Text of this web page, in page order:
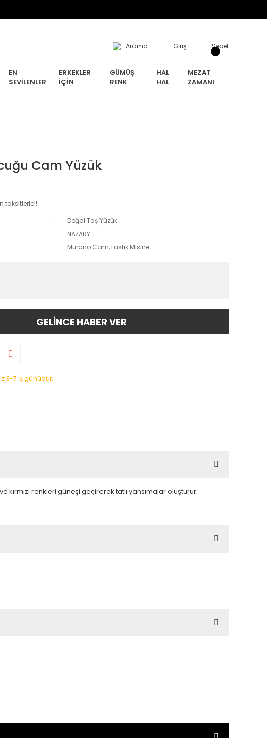
Arama Giriş Sepet
EN
SEVILENLER
ERKEKLER
İÇIN
GÜMÜŞ
RENK
HAL
HAL
MEZAT
ZAMANI
Cam Yüzük
taksitlerle!!
Doğal Taş Yüzük
NAZARY
Murano Cam, Lastik Misine
GELİNCE HABER VER
3-7 iş günüdür.
renkleri güneşi geçirerek tatlı yansımalar oluşturur.